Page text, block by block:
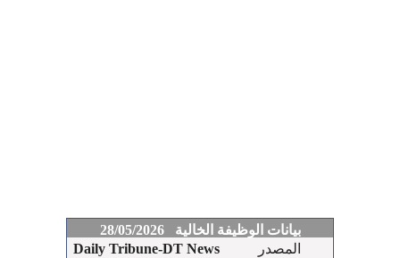
بيانات الوظيفة الخالية 28/05/2026
Daily Tribune-DT News
المصدر